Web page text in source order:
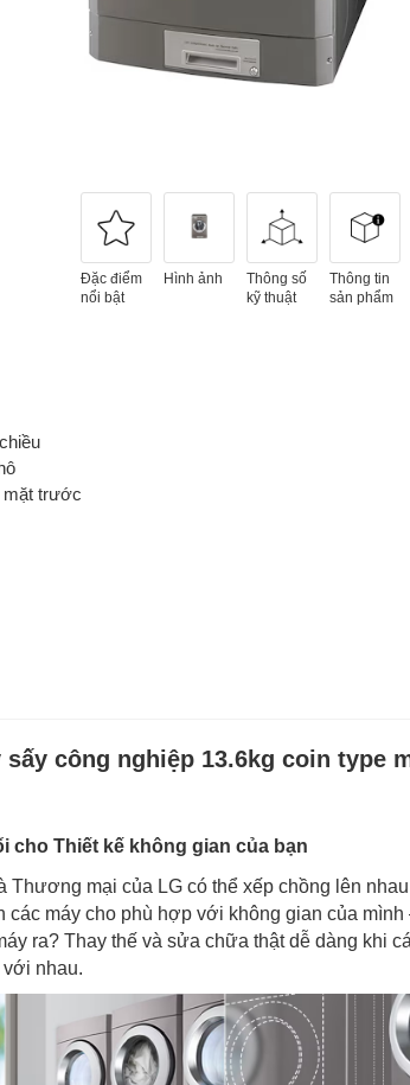
Đặc điểm
nổi bật
Hình ảnh
Thông số
kỹ thuật
Thông tin
sản phẩm
trước
sấy công nghiệp 13.6kg coin type
cho Thiết kế không gian của bạn
Thương mại của LG có thể xếp chồng lên
các máy cho phù hợp với không gian của
ra? Thay thế và sửa chữa thật dễ dàng khi
nhau.